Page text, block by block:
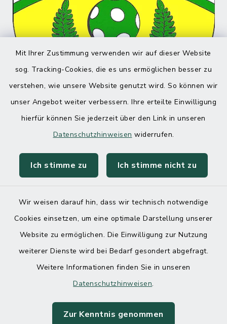
Mit Ihrer Zustimmung verwenden wir auf dieser Website
sog. Tracking-Cookies, die es uns ermöglichen besser zu
verstehen, wie unsere Website genutzt wird. So können wir
unser Angebot weiter verbessern. Ihre erteilte Einwilligung
hierfür können Sie jederzeit über den Link in unseren
Datenschutzhinweisen widerrufen.
Ich stimme zu Ich stimme nicht zu
Wir weisen darauf hin, dass wir technisch notwendige
Cookies einsetzen, um eine optimale Darstellung unserer
Website zu ermöglichen. Die Einwilligung zur Nutzung
weiterer Dienste wird bei Bedarf gesondert abgefragt.
Weitere Informationen finden Sie in unseren
Datenschutzhinweisen.
Zur Kenntnis genommen
Kontakt
Datenschutz
Impressum
Cookie-Einstellungen